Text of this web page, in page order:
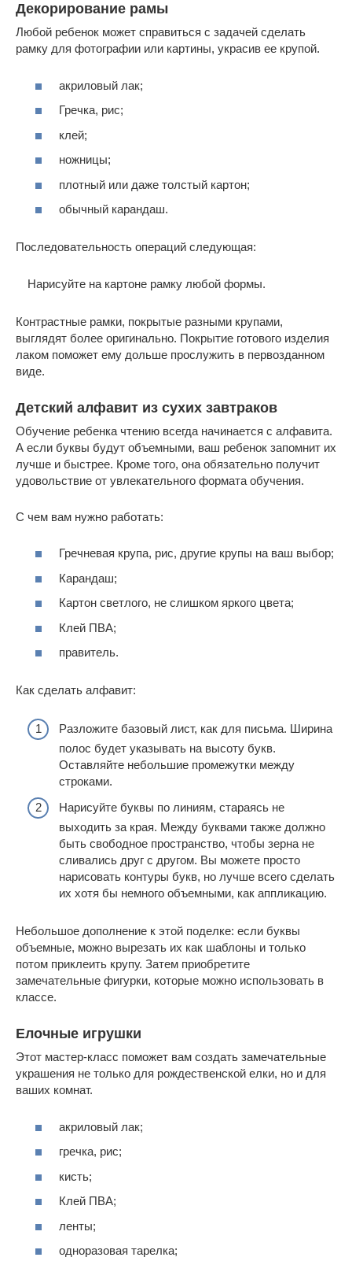
Декорирование рамы
Любой ребенок может справиться с задачей сделать
рамку для фотографии или картины, украсив ее крупой.
акриловый лак;
Гречка, рис;
клей;
ножницы;
плотный или даже толстый картон;
обычный карандаш.
Последовательность операций следующая:
Нарисуйте на картоне рамку любой формы.
Контрастные рамки, покрытые разными крупами,
выглядят более оригинально. Покрытие готового изделия
лаком поможет ему дольше прослужить в первозданном
виде.
Детский алфавит из сухих завтраков
Обучение ребенка чтению всегда начинается с алфавита.
А если буквы будут объемными, ваш ребенок запомнит их
лучше и быстрее. Кроме того, она обязательно получит
удовольствие от увлекательного формата обучения.
С чем вам нужно работать:
Гречневая крупа, рис, другие крупы на ваш выбор;
Карандаш;
Картон светлого, не слишком яркого цвета;
Клей ПВА;
правитель.
Как сделать алфавит:
Разложите базовый лист, как для письма. Ширина
полос будет указывать на высоту букв.
Оставляйте небольшие промежутки между
строками.
Нарисуйте буквы по линиям, стараясь не
выходить за края. Между буквами также должно
быть свободное пространство, чтобы зерна не
сливались друг с другом. Вы можете просто
нарисовать контуры букв, но лучше всего сделать
их хотя бы немного объемными, как аппликацию.
Небольшое дополнение к этой поделке: если буквы
объемные, можно вырезать их как шаблоны и только
потом приклеить крупу. Затем приобретите
замечательные фигурки, которые можно использовать в
классе.
Елочные игрушки
Этот мастер-класс поможет вам создать замечательные
украшения не только для рождественской елки, но и для
ваших комнат.
акриловый лак;
гречка, рис;
кисть;
Клей ПВА;
ленты;
одноразовая тарелка;